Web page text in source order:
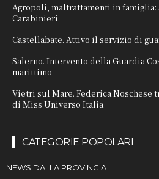
Agropoli, maltrattamenti in famiglia:
Carabinieri
Castellabate. Attivo il servizio di
Salerno. Intervento della Guardia
marittimo
Vietri sul Mare. Federica Noschese
di Miss Universo Italia
CATEGORIE POPOLARI
NEWS DALLA PROVINCIA